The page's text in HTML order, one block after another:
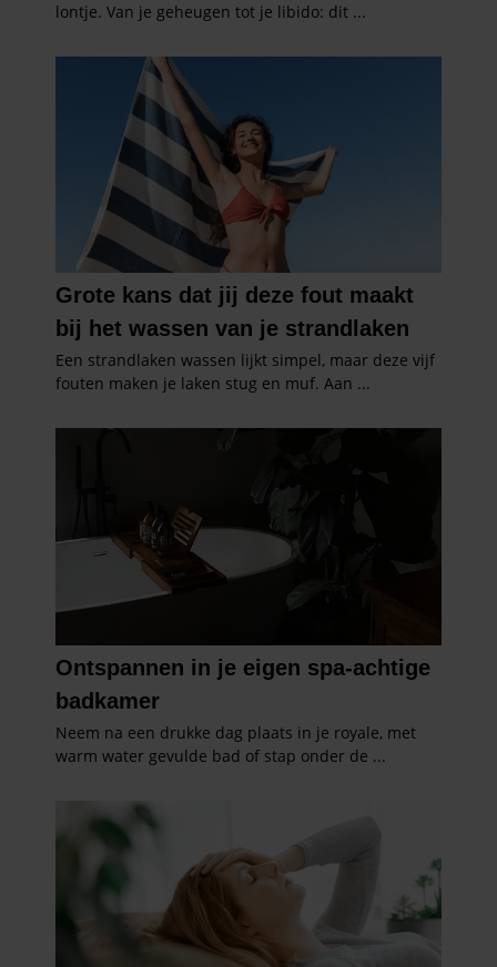
partners kunnen deze gegevens combineren met andere
informatie die u aan ze heeft verstrekt of die ze hebben
verzameld op basis van uw gebruik van hun services. U
gaat akkoord met onze cookies als u onze website blijft